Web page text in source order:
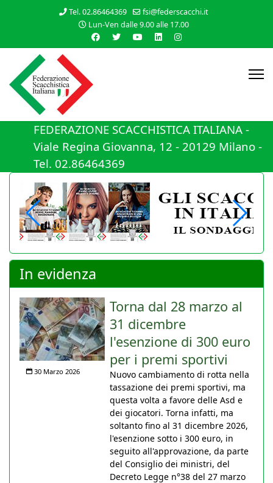
Tel. 02.86464369
fsi@federscacchi.it
Lun-Ven dalle 9.00 alle 17.00
FEDERAZIONE SCACCHISTICA ITALIANA -
Viale Regina Giovanna, 12 - 20129 Milano -
Tel. 02.86464369
In evidenza
30 Marzo 2026
Torna dal 28 marzo al
31 dicembre
l'esenzione di 300 euro
per i premi sportivi
Nuovo cambiamento di rotta nella
tassazione dei premi sportivi, ma
questa volta a favore delle Asd e
dei giocatori. Torna infatti, ma
soltanto fino al 31 dicembre 2026,
l'esenzione sotto i 300 euro, in
seguito all'approvazione, da parte
del Consiglio dei ministri, del
Decreto Legge n°38 del 27 marzo